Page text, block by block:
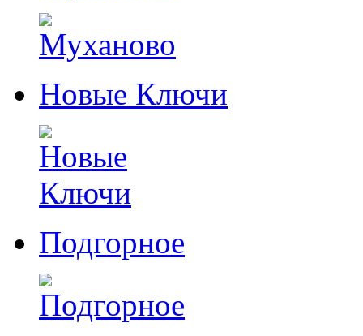
Новые Ключи
Подгорное